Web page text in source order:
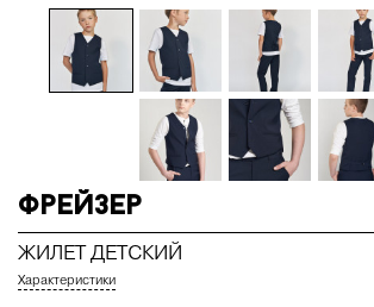
Фрейзер
ЖИЛЕТ ДЕТСКИЙ
Характеристики